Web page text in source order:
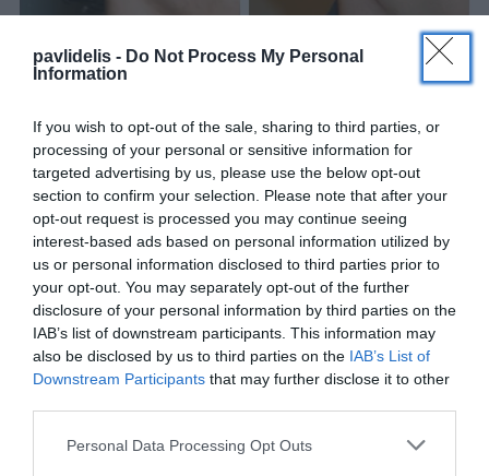
pavlidelis - Do Not Process My Personal
Information
If you wish to opt-out of the sale, sharing to third parties, or
processing of your personal or sensitive information for
targeted advertising by us, please use the below opt-out
section to confirm your selection. Please note that after your
opt-out request is processed you may continue seeing
interest-based ads based on personal information utilized by
us or personal information disclosed to third parties prior to
your opt-out. You may separately opt-out of the further
disclosure of your personal information by third parties on the
IAB’s list of downstream participants. This information may
also be disclosed by us to third parties on the IAB’s List of
Downstream Participants that may further disclose it to other
Personal Data Processing Opt Outs
Ανάπλαση ελλείποντος πτερυγίου ωτός
εβδομάδα εφαρμόσαμε την μέθοδο αυτή σε τρία παιδιά 8,
12 και 13 ετών. Όπως όλα τα προηγούμενα περιστατικά,
έτσι και αυτά, αντιμετωπίστηκαν με απόλυτη επιτυχία,
γεγονός που αναδεικνύει τη δυνατότητα, αλλά και την
υψηλή ποιότητα των παρεχόμενων υπηρεσιών υγείας στη
χώρα μας, στην ιδιωτική κλινική “ Ευρωκλινική Παίδων”»
Video: ΑΝΩΤΙΑ - ΜΙΚΡΩΤΙΑ - ΑΝΟΤΙΑ -
ΜΙΚRΟΤΙA
Ωτοπλαστική για Μικρωτία - Ανωτία. Ανάπλαση πτερυγίου
αυτιού από Dr. med Β. Παυλιδέλη. Συνέντευξη στον Γ.